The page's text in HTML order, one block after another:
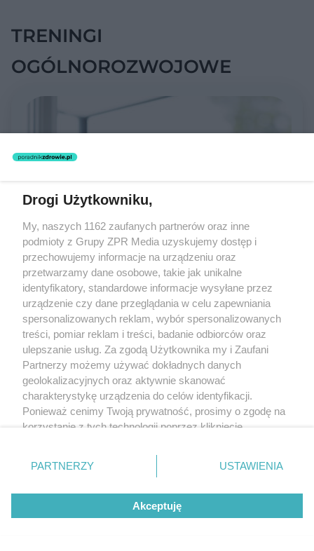
TRENINGI
OGÓLNOROZWOJOWE
Wystarczy pięć minut
dziennie. Naukowcy
wyliczyli, jak wydłużyć życie
nawet o dziewięć lat
Drogi Użytkowniku,
My, naszych 1162 zaufanych partnerów oraz inne
podmioty z Grupy ZPR Media uzyskujemy dostęp i
przechowujemy informacje na urządzeniu oraz
przetwarzamy dane osobowe, takie jak unikalne
identyfikatory, standardowe informacje wysyłane przez
urządzenie czy dane przeglądania w celu zapewniania
spersonalizowanych reklam, wybór spersonalizowanych
treści, pomiar reklam i treści, badanie odbiorców oraz
ulepszanie usług. Za zgodą Użytkownika my i Zaufani
Partnerzy możemy używać dokładnych danych
geolokalizacyjnych oraz aktywnie skanować
charakterystykę urządzenia do celów identyfikacji.
Ponieważ cenimy Twoją prywatność, prosimy o zgodę na
korzystanie z tych technologii poprzez kliknięcie
zmienić/wycofać klikając przycisk ustawień prywatności
znajdujący się w lewym dolnym rogu strony
rodzaje przetwarzania danych nie wymagają zgody
użytkownika, ale masz prawo sprzeciwić się takiemu
przetwarzaniu. Preferencje będą miały zastosowanie tylko
PARTNERZY USTAWIENIA
Akceptuję